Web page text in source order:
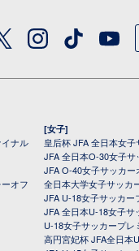
ナル
オフ
[女子]
皇后杯 JFA 全日本女
JFA 全日本O-30女子サ
JFA O-40女子サッカー
全日本大学女子サッカ
JFA U-18女子サッカー
JFA 全日本U-18女子サ
U-18女子サッカープレ
高円宮妃杯 JFA全日本